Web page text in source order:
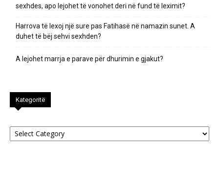
sexhdes, apo lejohet të vonohet deri në fund të leximit?
Harrova të lexoj një sure pas Fatihasë në namazin sunet. A
duhet të bëj sehvi sexhden?
A lejohet marrja e parave për dhurimin e gjakut?
Kategoritë
Kategoritë